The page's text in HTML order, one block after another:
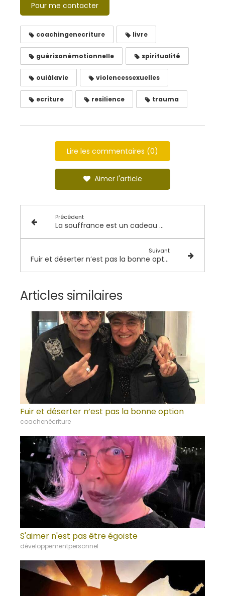
Pour me contacter
coachingenecriture livre
guérisonémotionnelle spiritualité
ouiàlavie violencessexuelles
ecriture resilience trauma
Lire les commentaires (0)
Aimer l'article
Précédent
La souffrance est un cadeau mal emballé
Suivant
Fuir et déserter n’est pas la bonne option
Articles similaires
Fuir et déserter n’est pas la bonne option
coachenécriture
S'aimer n'est pas être égoïste
développementpersonnel